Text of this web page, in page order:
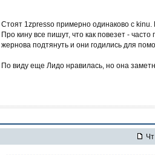
Стоят 1zpresso примерно одинаково с
Про кину все пишут, что как повезет -
жернова подтянуть и они годились для
По виду еще Лидо нравилась, но она